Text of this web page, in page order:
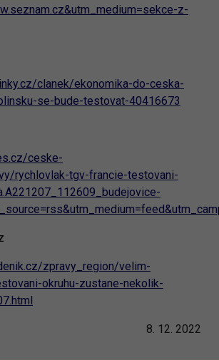
z-
clanek/ekonomika-do-ceska-
se-bude-testovat-40416673
ceske-
rychlovlak-tgv-francie-testovani-
zpravy_region/velim-
okruhu-zustane-nekolik-
8. 12. 2022